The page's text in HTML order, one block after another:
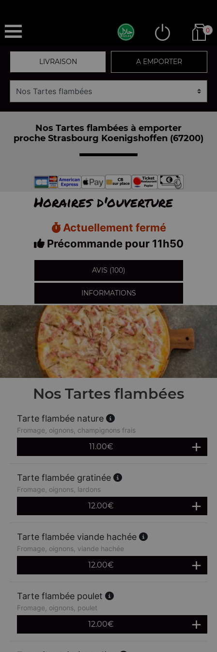
0
LIVRAISON A EMPORTER
Nos Tartes flambées à emporter
proche Strasbourg Koenigshoffen (67200)
Horaires d'ouverture
Actuellement fermé
Précommande pour 11h50
AVIS (100)
INFORMATIONS
Nos Tartes flambées
Tarte flambée nature
Fromage, oignons, champignons frais
11.00€
Tarte flambée gratinée
Fromage, oignons, lardons
12.00€
Tarte flambée viande hachée
Fromage, oignons, viande hachée
12.00€
Tarte flambée poulet
Fromage, oignons, poulet
12.00€